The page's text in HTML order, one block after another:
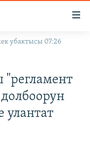
убактысы 07:26
"регламент
улантат